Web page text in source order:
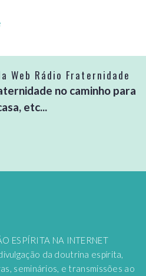
Web Rádio Fraternidade
no caminho para
etc...
ESPÍRITA NA INTERNET
da doutrina espírita,
seminários, e transmissões ao